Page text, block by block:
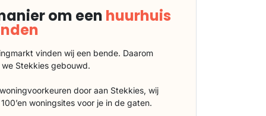
om een huurhuis
vinden wij een bende. Daarom
Stekkies gebouwd.
door aan Stekkies, wij
woningsites voor je in de gaten.